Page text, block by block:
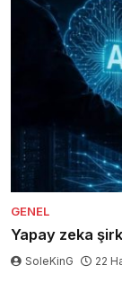
GENEL
Yapay zeka
SoleKinG 22